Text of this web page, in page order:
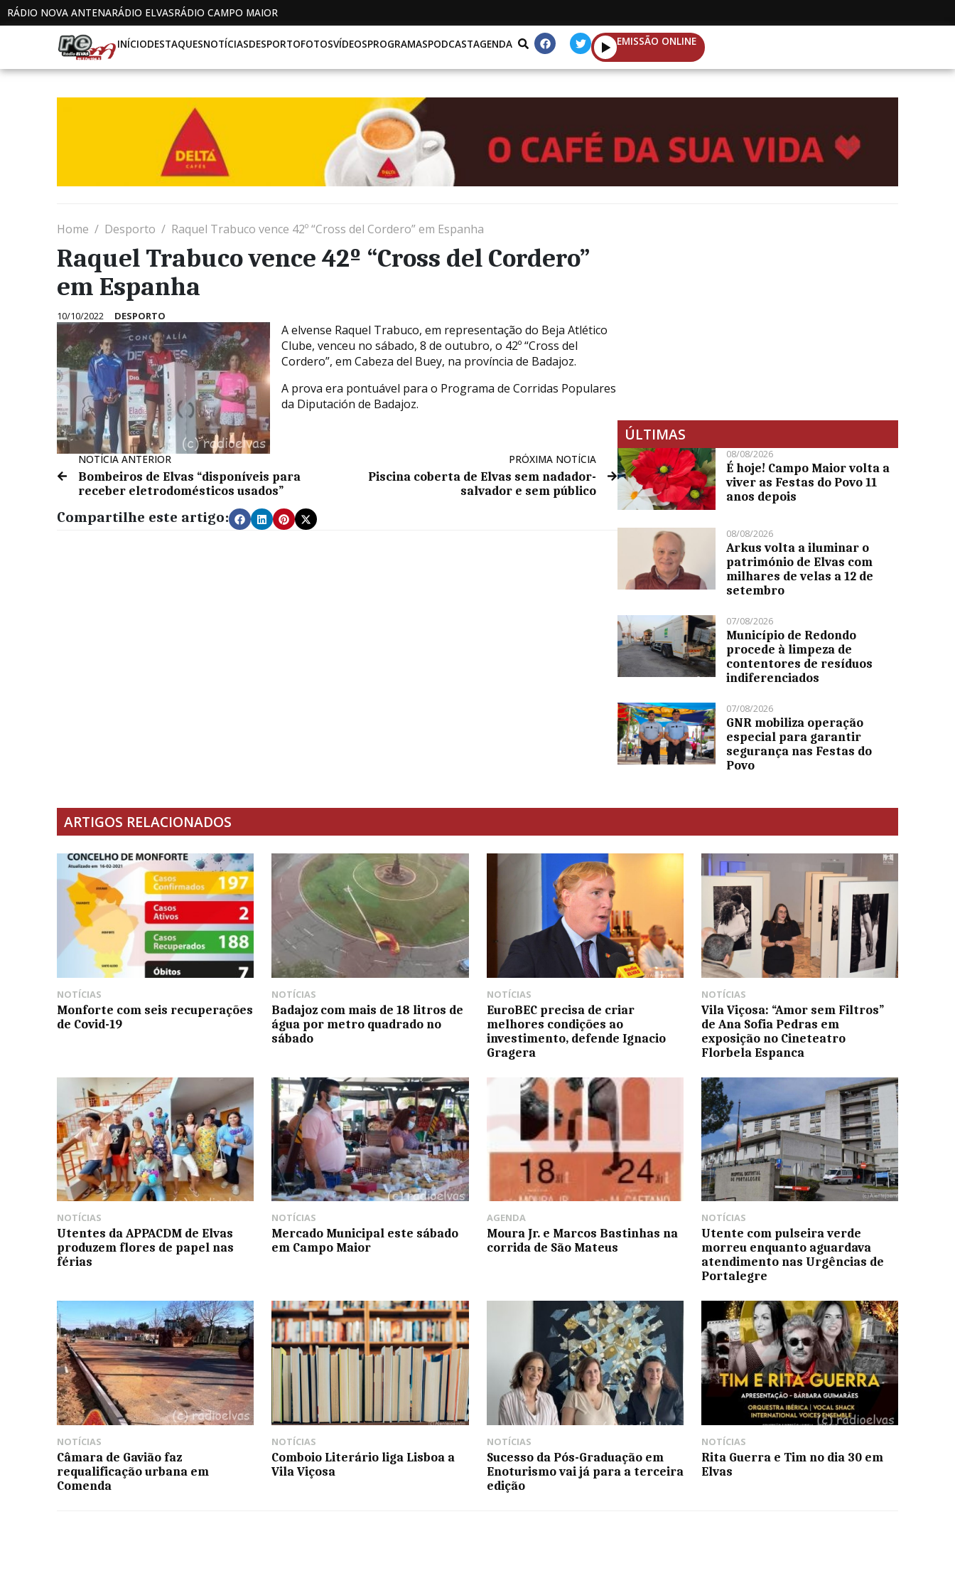
RÁDIO NOVA ANTENARÁDIO ELVASRÁDIO CAMPO MAIOR
INÍCIODESTAQUESNOTÍCIASDESPORTOFOTOSVÍDEOSPROGRAMASPODCASTAGENDA EMISSÃO ONLINE
Home Desporto Raquel Trabuco vence 42º “Cross del Cordero” em Espanha
Raquel Trabuco vence 42º “Cross del Cordero”
em Espanha
10/10/2022 DESPORTO
A elvense Raquel Trabuco, em representação do Beja Atlético
Clube, venceu no sábado, 8 de outubro, o 42º “Cross del
Cordero”, em Cabeza del Buey, na província de Badajoz.
A prova era pontuável para o Programa de Corridas Populares
da Diputación de Badajoz.
NOTÍCIA ANTERIOR
Bombeiros de Elvas “disponíveis para
receber eletrodomésticos usados”
PRÓXIMA NOTÍCIA
Piscina coberta de Elvas sem nadador-
salvador e sem público
Compartilhe este artigo:
ÚLTIMAS
08/08/2026
É hoje! Campo Maior volta a
viver as Festas do Povo 11
anos depois
08/08/2026
Arkus volta a iluminar o
património de Elvas com
milhares de velas a 12 de
setembro
07/08/2026
Município de Redondo
procede à limpeza de
contentores de resíduos
indiferenciados
07/08/2026
GNR mobiliza operação
especial para garantir
segurança nas Festas do
Povo
ARTIGOS RELACIONADOS
NOTÍCIAS
Monforte com seis recuperações
de Covid-19
NOTÍCIAS
Badajoz com mais de 18 litros de
água por metro quadrado no
sábado
NOTÍCIAS
EuroBEC precisa de criar
melhores condições ao
investimento, defende Ignacio
Gragera
NOTÍCIAS
Vila Viçosa: “Amor sem Filtros”
de Ana Sofia Pedras em
exposição no Cineteatro
Florbela Espanca
NOTÍCIAS
Utentes da APPACDM de Elvas
produzem flores de papel nas
férias
NOTÍCIAS
Mercado Municipal este sábado
em Campo Maior
AGENDA
Moura Jr. e Marcos Bastinhas na
corrida de São Mateus
NOTÍCIAS
Utente com pulseira verde
morreu enquanto aguardava
atendimento nas Urgências de
Portalegre
NOTÍCIAS
Câmara de Gavião faz
requalificação urbana em
Comenda
NOTÍCIAS
Comboio Literário liga Lisboa a
Vila Viçosa
NOTÍCIAS
Sucesso da Pós-Graduação em
Enoturismo vai já para a terceira
edição
NOTÍCIAS
Rita Guerra e Tim no dia 30 em
Elvas